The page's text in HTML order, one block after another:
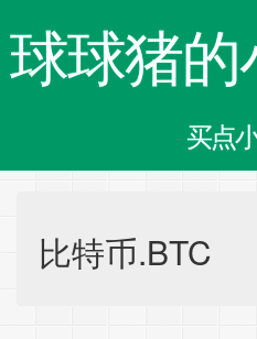
球球猪
买点
比特币.BTC